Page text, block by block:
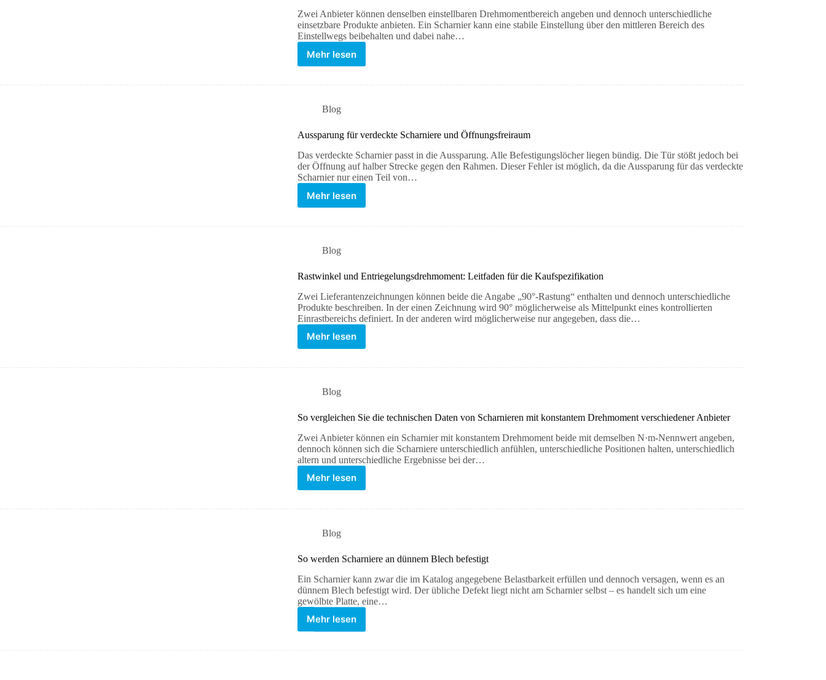
Zwei Anbieter können denselben einstellbaren Drehmomentbereich angeben und dennoch unterschiedliche
einsetzbare Produkte anbieten. Ein Scharnier kann eine stabile Einstellung über den mittleren Bereich des
Einstellwegs beibehalten und dabei nahe…
Mehr lesen
Blog
Aussparung für verdeckte Scharniere und Öffnungsfreiraum
Das verdeckte Scharnier passt in die Aussparung. Alle Befestigungslöcher liegen bündig. Die Tür stößt jedoch bei
der Öffnung auf halber Strecke gegen den Rahmen. Dieser Fehler ist möglich, da die Aussparung für das verdeckte
Scharnier nur einen Teil von…
Mehr lesen
Blog
Rastwinkel und Entriegelungsdrehmoment: Leitfaden für die Kaufspezifikation
Zwei Lieferantenzeichnungen können beide die Angabe „90°-Rastung“ enthalten und dennoch unterschiedliche
Produkte beschreiben. In der einen Zeichnung wird 90° möglicherweise als Mittelpunkt eines kontrollierten
Einrastbereichs definiert. In der anderen wird möglicherweise nur angegeben, dass die…
Mehr lesen
Blog
So vergleichen Sie die technischen Daten von Scharnieren mit konstantem Drehmoment verschiedener Anbieter
Zwei Anbieter können ein Scharnier mit konstantem Drehmoment beide mit demselben N·m-Nennwert angeben,
dennoch können sich die Scharniere unterschiedlich anfühlen, unterschiedliche Positionen halten, unterschiedlich
altern und unterschiedliche Ergebnisse bei der…
Mehr lesen
Blog
So werden Scharniere an dünnem Blech befestigt
Ein Scharnier kann zwar die im Katalog angegebene Belastbarkeit erfüllen und dennoch versagen, wenn es an
dünnem Blech befestigt wird. Der übliche Defekt liegt nicht am Scharnier selbst – es handelt sich um eine
gewölbte Platte, eine…
Mehr lesen